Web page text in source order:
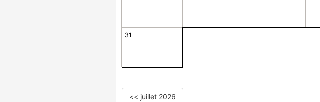
31
<< juillet 2026